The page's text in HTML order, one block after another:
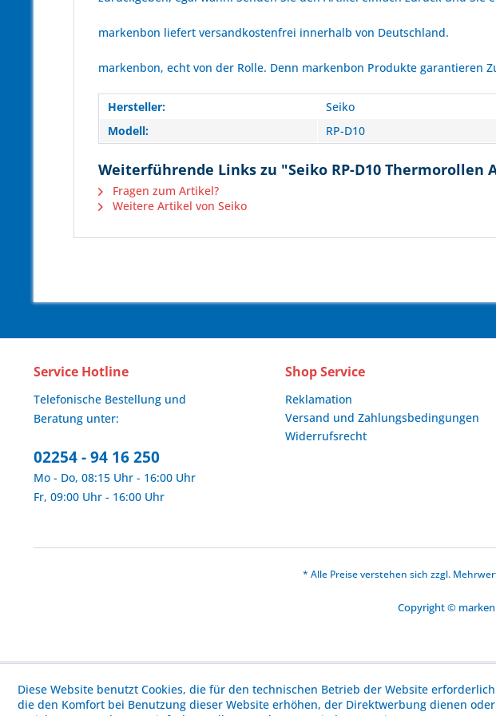
markenbon liefert versandkostenfrei innerhalb von Deutschland.
markenbon, echt von der Rolle. Denn markenbon Produkte garantieren
Hersteller:
Seiko
Modell:
RP-D10
Weiterführende Links zu "Seiko RP-D10 Thermorollen
Fragen zum Artikel?
Weitere Artikel von Seiko
Service Hotline
Telefonische Bestellung und
Beratung unter:
02254 - 94 16 250
Mo - Do, 08:15 Uhr - 16:00 Uhr
Fr, 09:00 Uhr - 16:00 Uhr
Shop Service
Reklamation
Versand und Zahlungsbedingungen
Widerrufsrecht
* Alle Preise verstehen sich zzgl.
Copyright ©
Diese Website benutzt Cookies, die für den technischen Betrieb der Website
die den Komfort bei Benutzung dieser Website erhöhen, der Direktwerbung dienen